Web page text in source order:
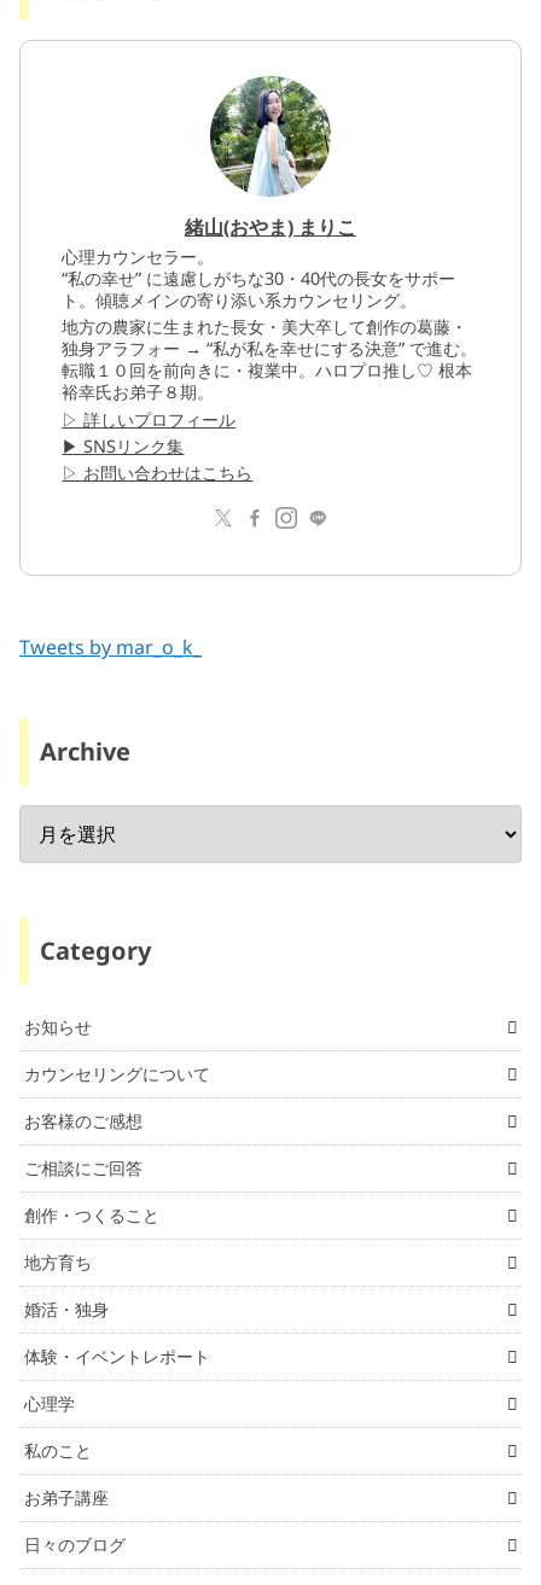
緒山(おやま) まりこ
心理カウンセラー。
“私の幸せ” に遠慮しがちな30・40代の長女をサポー
ト。傾聴メインの寄り添い系カウンセリング。
地方の農家に生まれた長女・美大卒して創作の葛藤・
独身アラフォー → “私が私を幸せにする決意” で進む。
転職１０回を前向きに・複業中。ハロプロ推し♡ 根本
裕幸氏お弟子８期。
▷ 詳しいプロフィール
▶︎ SNSリンク集
▷ お問い合わせはこちら
Tweets by mar_o_k_
Archive
Category
お知らせ
カウンセリングについて
お客様のご感想
ご相談にご回答
創作・つくること
地方育ち
婚活・独身
体験・イベントレポート
心理学
私のこと
お弟子講座
日々のブログ